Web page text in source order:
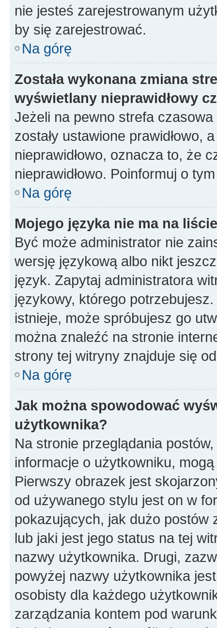
nie jesteś zarejestrowanym
by się zarejestrować.
Na górę
Została wykonana zmiana
wyświetlany nieprawidłowy
Jeżeli na pewno strefa
zostały ustawione prawidłowo,
nieprawidłowo, oznacza to, że
nieprawidłowo. Poinformuj o
Na górę
Mojego języka nie ma na
Być może administrator nie
wersję językową albo nikt
język. Zapytaj administratora
językowy, którego
istnieje, może spróbujesz go
można znaleźć na stronie
strony tej witryny znajduje się
Na górę
Jak można spowodować
użytkownika?
Na stronie przeglądania
informacje o użytkowniku,
Pierwszy obrazek jest
od używanego stylu jest on w
pokazujących, jak dużo postów
lub jaki jest jego status na tej
nazwy użytkownika. Drugi,
powyżej nazwy użytkownika
osobisty dla każdego
zarządzania kontem pod